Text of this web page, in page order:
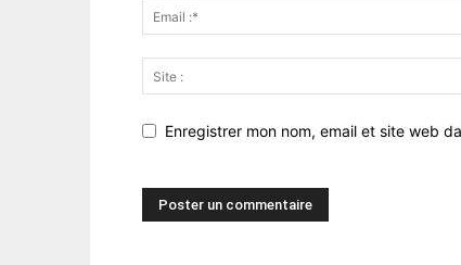
Enregistrer mon nom, email et site web